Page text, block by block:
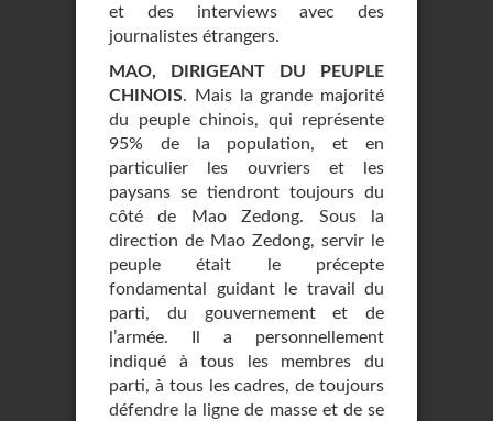
et des interviews avec des
journalistes étrangers.
MAO, DIRIGEANT DU PEUPLE
CHINOIS. Mais la grande majorité
du peuple chinois, qui représente
95% de la population, et en
particulier les ouvriers et les
paysans se tiendront toujours du
côté de Mao Zedong. Sous la
direction de Mao Zedong, servir le
peuple était le précepte
fondamental guidant le travail du
parti, du gouvernement et de
l’armée. Il a personnellement
indiqué à tous les membres du
parti, à tous les cadres, de toujours
défendre la ligne de masse et de se